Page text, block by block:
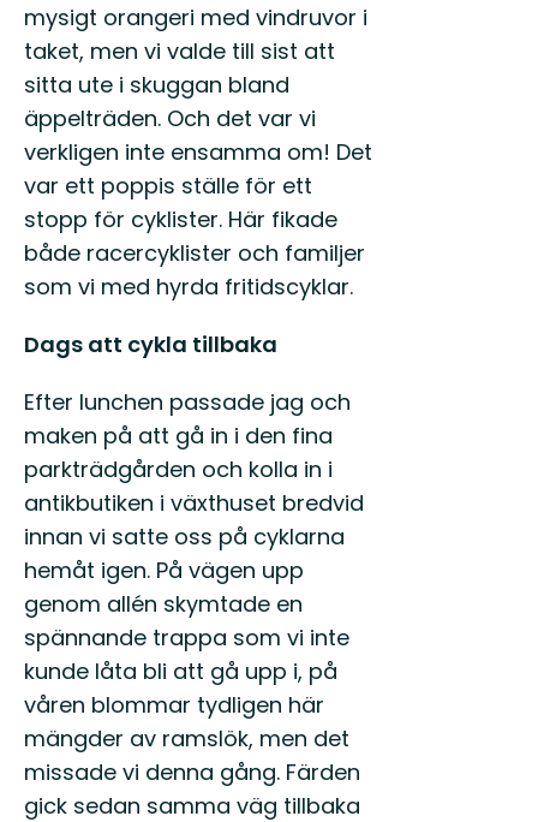
mysigt orangeri med vindruvor i
taket, men vi valde till sist att
sitta ute i skuggan bland
äppelträden. Och det var vi
verkligen inte ensamma om! Det
var ett poppis ställe för ett
stopp för cyklister. Här fikade
både racercyklister och familjer
som vi med hyrda fritidscyklar.
Dags att cykla tillbaka
Efter lunchen passade jag och
maken på att gå in i den fina
parkträdgården och kolla in i
antikbutiken i växthuset bredvid
innan vi satte oss på cyklarna
hemåt igen. På vägen upp
genom allén skymtade en
spännande trappa som vi inte
kunde låta bli att gå upp i, på
våren blommar tydligen här
mängder av ramslök, men det
missade vi denna gång. Färden
gick sedan samma väg tillbaka